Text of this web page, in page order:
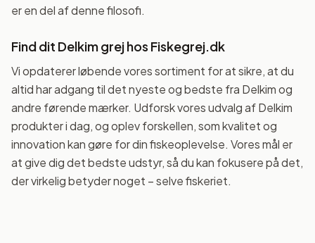
er en del af denne filosofi.
Find dit Delkim grej hos Fiskegrej.dk
Vi opdaterer løbende vores sortiment for at sikre, at du
altid har adgang til det nyeste og bedste fra Delkim og
andre førende mærker. Udforsk vores udvalg af Delkim
produkter i dag, og oplev forskellen, som kvalitet og
innovation kan gøre for din fiskeoplevelse. Vores mål er
at give dig det bedste udstyr, så du kan fokusere på det,
der virkelig betyder noget – selve fiskeriet.